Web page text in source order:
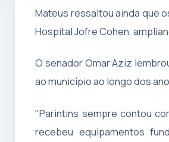
Mateus ressaltou ainda que
Hospital Jofre Cohen,
O senador Omar Aziz
ao município ao longo dos
"Parintins sempre contou
recebeu equipamentos